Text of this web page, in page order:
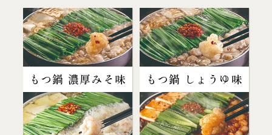
もつ鍋 濃厚みそ味 もつ鍋 しょうゆ味